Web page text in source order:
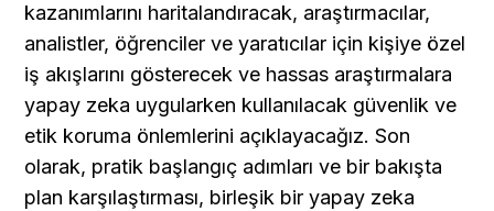
kazanımlarını haritalandıracak, araştırmacılar,
analistler, öğrenciler ve yaratıcılar için kişiye özel
iş akışlarını gösterecek ve hassas araştırmalara
yapay zeka uygularken kullanılacak güvenlik ve
etik koruma önlemlerini açıklayacağız. Son
olarak, pratik başlangıç adımları ve bir bakışta
plan karşılaştırması, birleşik bir yapay zeka